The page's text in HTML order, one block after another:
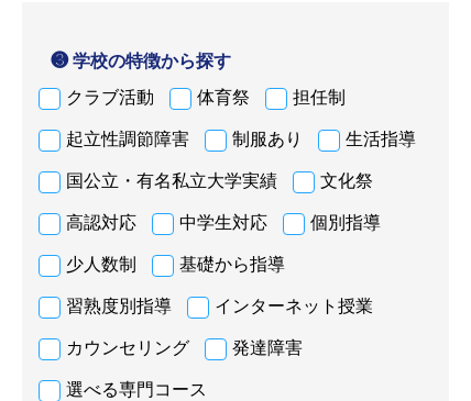
❸ 学校の特徴から探す
クラブ活動
体育祭 担任制
起立性調節障害 制服あり 生活指導
国公立・有名私立大学実績 文化祭
高認対応 中学生対応 個別指導
少人数制 基礎から指導
習熟度別指導 インターネット授業
カウンセリング 発達障害
選べる専門コース